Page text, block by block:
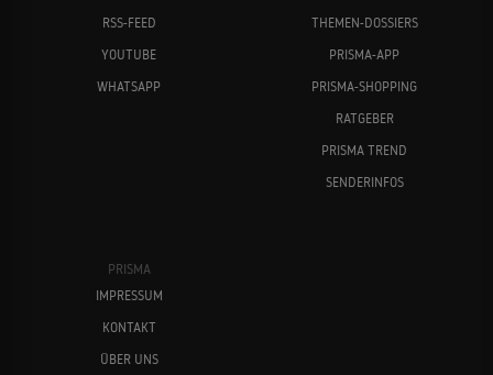
RSS-FEED
YOUTUBE
WHATSAPP
THEMEN-DOSSIERS
PRISMA-APP
PRISMA-SHOPPING
RATGEBER
PRISMA TREND
SENDERINFOS
PRISMA
IMPRESSUM
KONTAKT
ÜBER UNS